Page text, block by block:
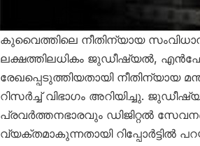
കുവൈത്തിലെ നീതിന്യായ
ലക്ഷത്തിലധികം ജുഡീഷ്യൽ,
രേഖപ്പെടുത്തിയതായി നീതിന്യായ
റിസർച്ച് വിഭാഗം അറിയിച്ചു.
പ്രവർത്തനഭാരവും ഡിജിറ്റൽ
വ്യക്തമാകുന്നതായി റിപ്പോർട്ടിൽ